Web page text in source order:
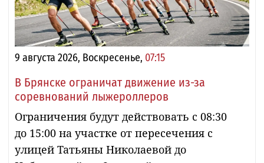
9 августа 2026, Воскресенье, 07:15
В Брянске ограничат движение из-за
соревнований лыжероллеров
Ограничения будут действовать с 08:30
до 15:00 на участке от пересечения с
улицей Татьяны Николаевой до